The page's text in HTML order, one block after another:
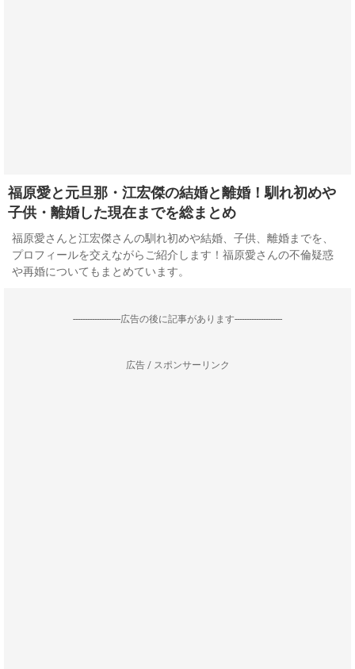
福原愛と元旦那・江宏傑の結婚と離婚！馴れ初めや
子供・離婚した現在までを総まとめ
福原愛さんと江宏傑さんの馴れ初めや結婚、子供、離婚までを、
プロフィールを交えながらご紹介します！福原愛さんの不倫疑惑
や再婚についてもまとめています。
--------------------広告の後に記事があります--------------------
広告 / スポンサーリンク